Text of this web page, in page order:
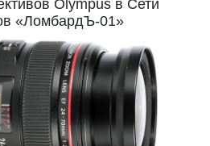
Olympus в Сети
«ЛомбардЪ-01»